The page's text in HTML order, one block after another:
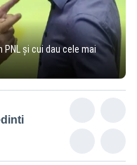
și cui dau cele mai